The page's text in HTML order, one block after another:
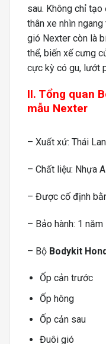
sau. Không chỉ
thân xe nhìn
gió Nexter còn là
thể, biến xế cưng
cực kỳ có gu, lướt
II. Tổng quan
mẫu Nexter
– Xuất xứ: Thái
– Chất liệu: Nhựa
– Được cố định
– Bảo hành: 1 năm
– Bộ Bodykit
Ốp cản trước
Ốp hông
Ốp cản sau
Đuôi gió